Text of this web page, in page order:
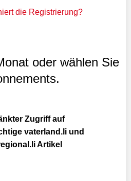
die Registrierung?
oder wählen Sie
Zugriff auf
vaterland.li und
Artikel